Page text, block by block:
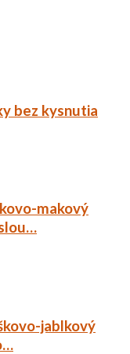
bez kysnutia
makový
jablkový